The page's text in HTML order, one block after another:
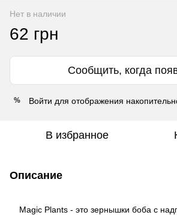
Нет в наличии
62 грн
Сообщить, когда
% Войти для отображения
В избранное
Описание
Magic Plants - это зернышки боба с